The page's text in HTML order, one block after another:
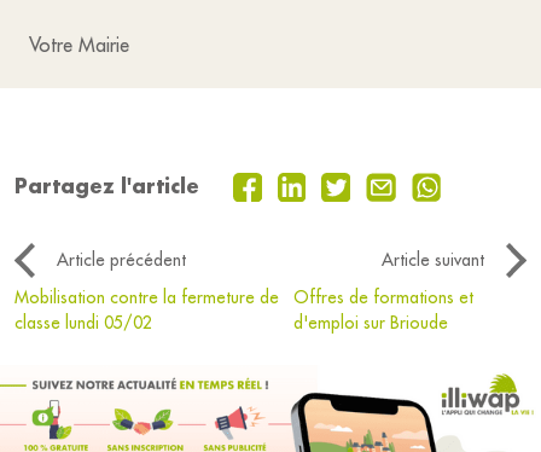
Votre Mairie
Partagez l'article
Article précédent
Article suivant
Mobilisation contre la fermeture de
classe lundi 05/02
Offres de formations et
d'emploi sur Brioude